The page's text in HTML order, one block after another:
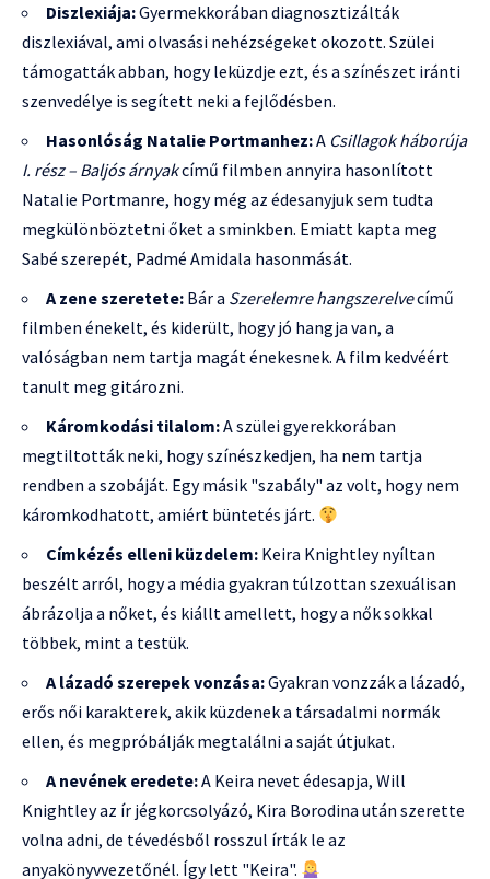
Diszlexiája:Gyermekkorában diagnosztizálták
diszlexiával, ami olvasási nehézségeket okozott. Szülei
támogatták abban, hogy leküzdje ezt, és a színészet iránti
szenvedélye is segített neki a fejlődésben.
Hasonlóság Natalie Portmanhez:A Csillagok háborúja
I. rész – Baljós árnyakcímű filmben annyira hasonlított
Natalie Portmanre, hogy még az édesanyjuk sem tudta
megkülönböztetni őket a sminkben. Emiatt kapta meg
Sabé szerepét, Padmé Amidala hasonmását.
A zene szeretete: Bár a Szerelemre hangszerelvecímű
filmben énekelt, és kiderült, hogy jó hangja van, a
valóságban nem tartja magát énekesnek. A film kedvéért
tanult meg gitározni.
Káromkodási tilalom:A szülei gyerekkorában
megtiltották neki, hogy színészkedjen, ha nem tartja
rendben a szobáját. Egy másik "szabály" az volt, hogy nem
káromkodhatott, amiért büntetés járt.
Címkézés elleni küzdelem: Keira Knightley nyíltan
beszélt arról, hogy a média gyakran túlzottan szexuálisan
ábrázolja a nőket, és kiállt amellett, hogy a nők sokkal
többek, mint a testük.
A lázadó szerepek vonzása:Gyakran vonzzák a lázadó,
erős női karakterek, akik küzdenek a társadalmi normák
ellen, és megpróbálják megtalálni a saját útjukat.
A nevének eredete:A Keira nevet édesapja, Will
Knightley az ír jégkorcsolyázó, Kira Borodina után szerette
volna adni, de tévedésből rosszul írták le az
anyakönyvvezetőnél. Így lett "Keira".